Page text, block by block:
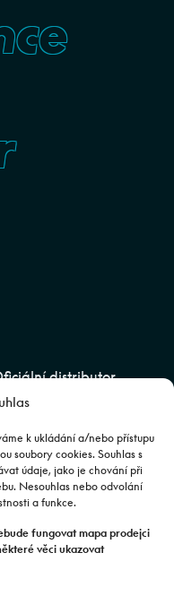
k ukládání a/nebo přístupu
soubory cookies. Souhlas s
údaje, jako je chování při
Nesouhlas nebo odvolání
a funkce.
fungovat mapa prodejci
věci ukazovat
distributor
Web spravuje
Výbava, barevné
kontaktujte svého
pouze informativní
§1732 odst. 2